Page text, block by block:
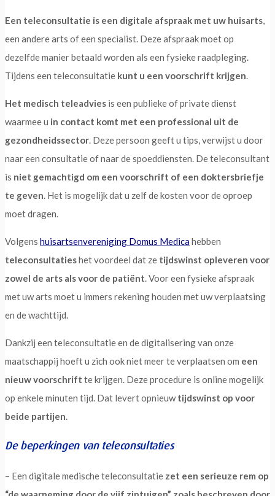
Een teleconsultatie is een digitale afspraak met uw huisarts
een andere arts of een specialist. Deze afspraak moet op
dezelfde manier betaald worden als een fysieke raadpleging.
Tijdens een teleconsultatie kunt u een voorschrift krijgen
Het medisch teleadvies is een publieke of private dienst
waarmee u in contact komt met een professional uit de
gezondheidssector . Deze persoon geeft u tips, verwijst u door
naar een consultatie of naar de spoeddiensten. De teleconsultant
is niet gemachtigd om een voorschrift of een doktersbriefje
te geven . Het is mogelijk dat u zelf de kosten voor de oproep
moet dragen.
Volgens huisartsenvereniging Domus Medicahebben
teleconsultatieshet voordeel dat ze tijdswinst opleveren voor
zowel de arts als voor de patiënt . Voor een fysieke afspraak
met uw arts moet u immers rekening houden met uw verplaatsing
en de wachttijd.
Dankzij een teleconsultatie en de digitalisering van onze
maatschappij hoeft u zich ook niet meer te verplaatsen om een
nieuw voorschrift te krijgen. Deze procedure is online mogelijk
op enkele minuten tijd. Dat levert opnieuwtijdswinst op voor
beide partijen
De beperkingen van teleconsultaties
– Een digitale medische teleconsultatie zet een serieuze rem op